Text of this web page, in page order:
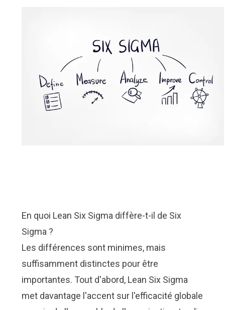
En quoi Lean Six Sigma diffère-t-il de Six
Sigma ?
Les différences sont minimes, mais
suffisamment distinctes pour être
importantes. Tout d'abord, Lean Six Sigma
met davantage l'accent sur l'efficacité globale